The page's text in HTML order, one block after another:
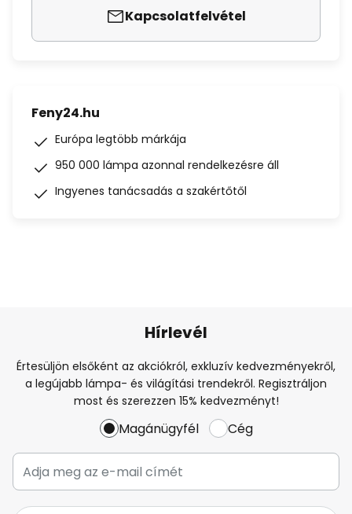
Kapcsolatfelvétel
Feny24.hu
Európa legtöbb márkája
950 000 lámpa azonnal rendelkezésre áll
Ingyenes tanácsadás a szakértőtől
Hírlevél
Értesüljön elsőként az akciókról, exkluzív kedvezményekről,
a legújabb lámpa- és világítási trendekről. Regisztráljon
most és szerezzen 15% kedvezményt!
Magánügyfél Cég